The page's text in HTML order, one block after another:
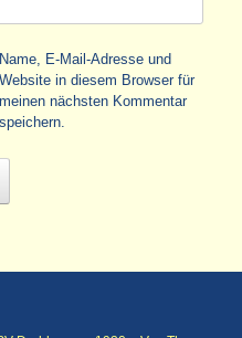
Name, E-Mail-Adresse und
Website in diesem Browser für
meinen nächsten Kommentar
speichern.